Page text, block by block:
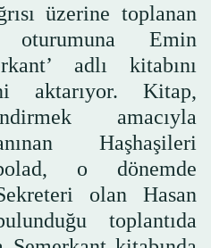
üzerine toplanan
oturumuna Emin
adlı kitabını
aktarıyor. Kitap,
amacıyla
Haşhaşileri
o dönemde
olan Hasan
toplantıda